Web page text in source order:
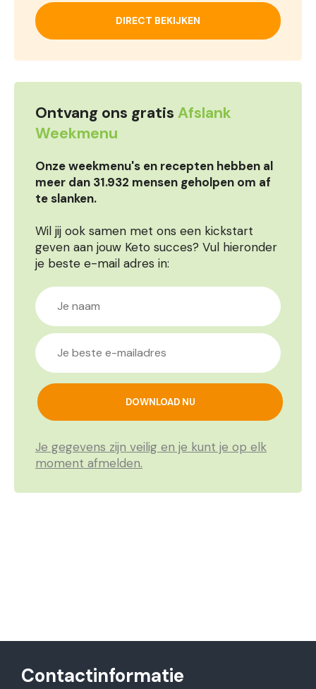
DIRECT BEKIJKEN
Ontvang ons gratis Afslank
Weekmenu
Onze weekmenu's en recepten hebben al
meer dan 31.932 mensen geholpen om af
te slanken.
Wil jij ook samen met ons een kickstart
geven aan jouw Keto succes? Vul hieronder
je beste e-mail adres in:
Je gegevens zijn veilig en je kunt je op elk
moment afmelden.
Contactinformatie